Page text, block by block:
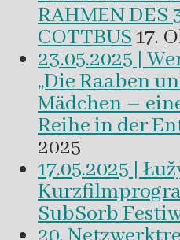
RAHMEN DES
COTTBUS17.
23.05.2025 |
„Die Raaben
Mädchen –
Reihe in der
2025
17.05.2025 |
SubSorb